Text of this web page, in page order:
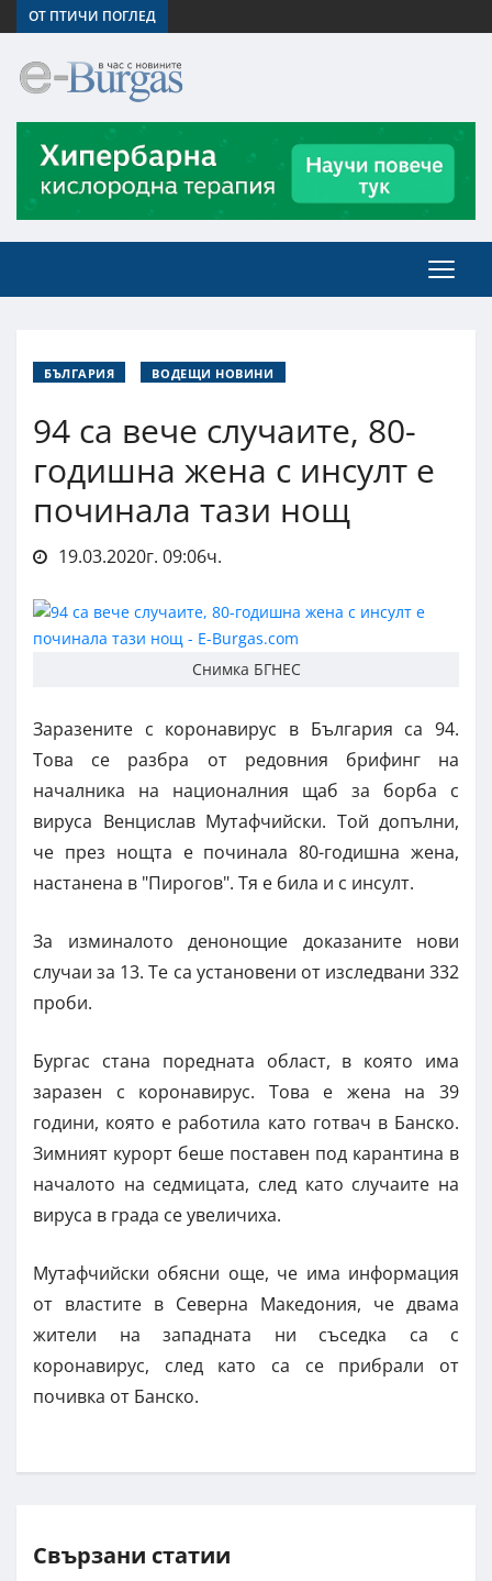
ОТ ПТИЧИ ПОГЛЕД
БЪЛГАРИЯ ВОДЕЩИ НОВИНИ
94 са вече случаите, 80-
годишна жена с инсулт е
починала тази нощ
19.03.2020г. 09:06ч.
Снимка БГНЕС
Заразените с коронавирус в България са 94.
Това се разбра от редовния брифинг на
началника на националния щаб за борба с
вируса Венцислав Мутафчийски. Той допълни,
че през нощта е починала 80-годишна жена,
настанена в "Пирогов". Тя е била и с инсулт.
За изминалото денонощие доказаните нови
случаи за 13. Те са установени от изследвани 332
проби.
Бургас стана поредната област, в която има
заразен с коронавирус. Това е жена на 39
години, която е работила като готвач в Банско.
Зимният курорт беше поставен под карантина в
началото на седмицата, след като случаите на
вируса в града се увеличиха.
Мутафчийски обясни още, че има информация
от властите в Северна Македония, че двама
жители на западната ни съседка са с
коронавирус, след като са се прибрали от
почивка от Банско.
Свързани статии